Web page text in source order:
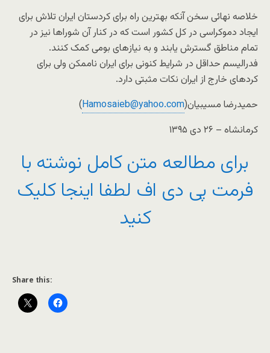
خلاصه نهائی سخن آنکه بهترین راه برای کردستان ایران تلاش برای
ایجاد دموکراسی در کل کشور است که در کنار آن شوراها نیز در
تمام مناطق گسترش یابند و به نیازهای بومی کمک کنند.
فدرالیسم حداقل در شرایط کنونی برای ایران ناممکن ولی برای
کردهای خارج از ایران نکات مثبتی دارد.
حمیدرضا مسیبیان(Hamosaieb@yahoo.com
)
کرمانشاه – ۲۶ دی ۱۳۹۵
برای مطالعه متن کامل نوشته با
فرمت پی دی اف لطفا اینجا کلیک
کنید
Share this: